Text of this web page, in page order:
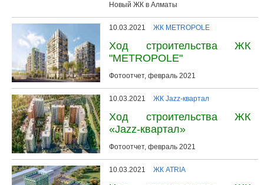
Новый ЖК в Алматы
10.03.2021 ЖК METROPOLE
Ход строительства ЖК
"METROPOLE"
Фотоотчет, февраль 2021
10.03.2021 ЖК Jazz-квартал
Ход строительства ЖК
«Jazz-квартал»
Фотоотчет, февраль 2021
10.03.2021 ЖК ATRIA